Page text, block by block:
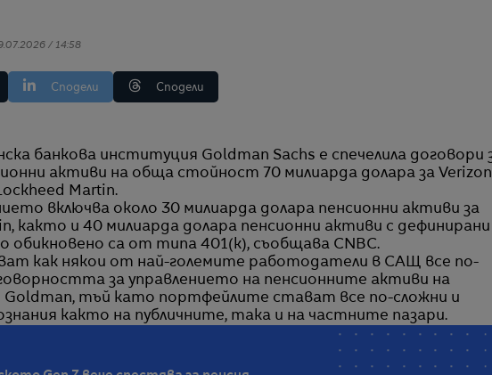
/ 14:58
Сподели Сподели
активи на обща стойност 70 милиарда долара за Verizon
Martin.
включва около 30 милиарда долара пенсионни активи за
както и 40 милиарда долара пенсионни активи с дефинирани
обикновено са от типа 401(k), съобщава CNBC.
как някои от най-големите работодатели в САЩ все по-
за управлението на пенсионните активи на
Goldman, тъй като портфейлите стават все по-сложни и
както на публичните, така и на частните пазари.